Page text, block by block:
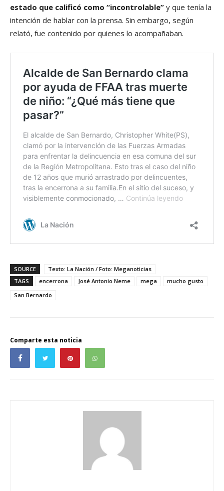
estado que calificó como “incontrolable” y que tenía la
intención de hablar con la prensa. Sin embargo, según
relató, fue contenido por quienes lo acompañaban.
SOURCE
Texto: La Nación / Foto: Meganoticias
TAGS
encerrona José Antonio Neme mega
mucho gusto
San Bernardo
Comparte esta noticia